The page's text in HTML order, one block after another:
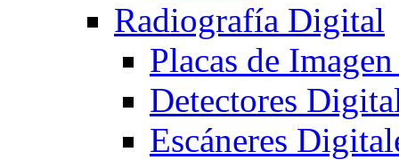
Radiografía Digital
Placas de
Detectores
Escáneres